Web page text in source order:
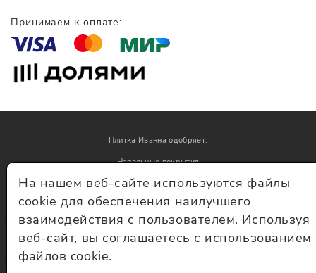
Принимаем к оплате:
© Плитка Иванна 2026 - плитка и керамогранит
Плитка Иванна одобряет:
Напольные покрытия
Обои
На нашем веб-сайте используются файлы
cookie для обеспечения наилучшего
взаимодействия с пользователем. Используя
веб-сайт, вы соглашаетесь с использованием
файлов cookie.